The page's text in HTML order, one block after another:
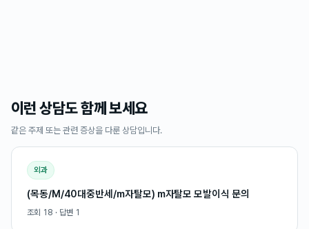
이런 상담도 함께 보세요
같은 주제 또는 관련 증상을 다룬 상담입니다.
외과
(목동/M/40대중반세/m자탈모) m자탈모 모발이식 문의
조회 18 · 답변 1